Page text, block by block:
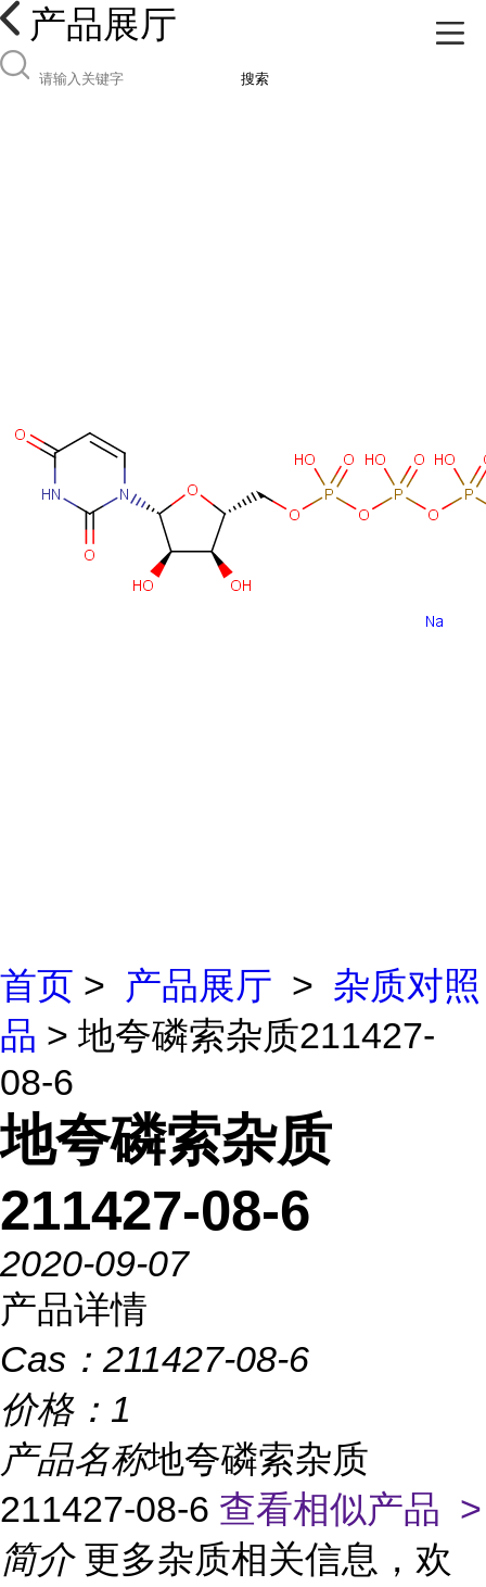
产品展厅
搜索
首页 > 产品展厅 > 杂质对照
品 > 地夸磷索杂质211427-
08-6
地夸磷索杂质
211427-08-6
2020-09-07
产品详情
Cas： 211427-08-6
价格： 1
产品名称地夸磷索杂质
211427-08-6 查看相似产品 >
简介 更多杂质相关信息，欢